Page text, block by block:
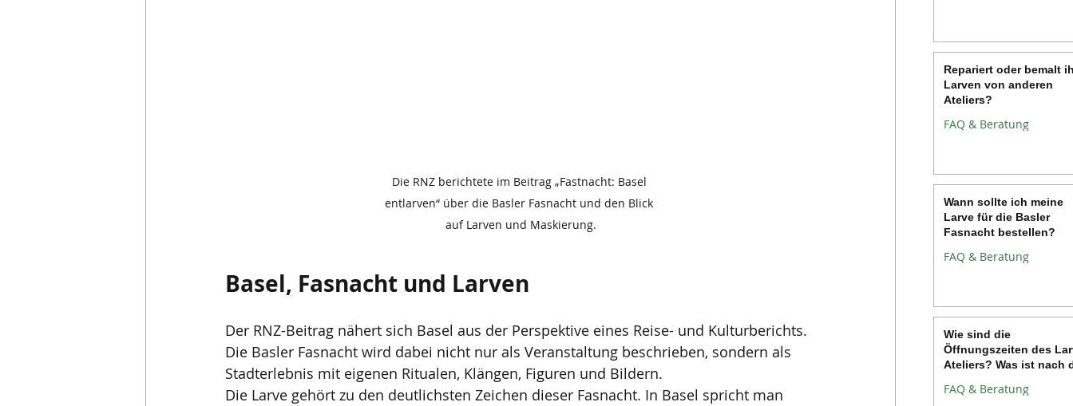
Die RNZ berichtete im Beitrag „Fastnacht: Basel
entlarven“ über die Basler Fasnacht und den Blick
auf Larven und Maskierung.
Basel, Fasnacht und Larven
Der RNZ-Beitrag nähert sich Basel aus der Perspektive eines Reise- und Kulturberichts.
Die Basler Fasnacht wird dabei nicht nur als Veranstaltung beschrieben, sondern als
Stadterlebnis mit eigenen Ritualen, Klängen, Figuren und Bildern.
Die Larve gehört zu den deutlichsten Zeichen dieser Fasnacht. In Basel spricht man
Repariert oder bemalt
Larven von anderen
Ateliers?
FAQ & Beratung
Wann sollte ich meine
Larve für die Basler
Fasnacht bestellen?
FAQ & Beratung
Wie sind die
Öffnungszeiten des
Ateliers? Was ist nach
FAQ & Beratung